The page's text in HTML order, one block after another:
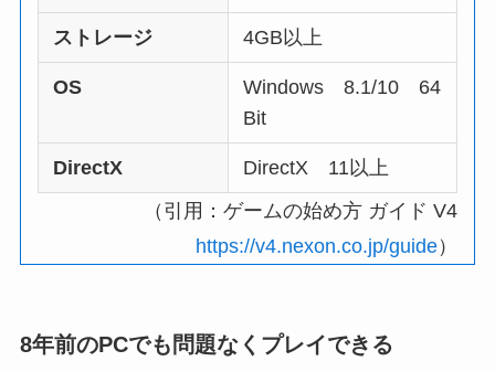
ストレージ 4GB以上
OS
Windows 8.1/10 64
Bit
DirectX
DirectX 11以上
（引用：ゲームの始め方 ガイド V4
https://v4.nexon.co.jp/guide）
8年前のPCでも問題なくプレイできる